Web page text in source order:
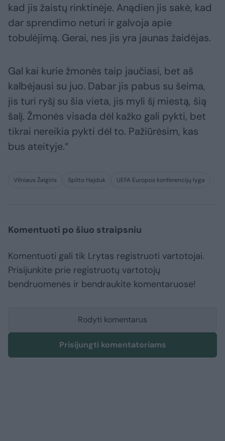
kad jis žaistų rinktinėje. Anądien jis sakė, kad
dar sprendimo neturi ir galvoja apie
tobulėjimą. Gerai, nes jis yra jaunas žaidėjas.
Gal kai kurie žmonės taip jaučiasi, bet aš
kalbėjausi su juo. Dabar jis pabus su šeima,
jis turi ryšį su šia vieta, jis myli šį miestą, šią
šalį. Žmonės visada dėl kažko gali pykti, bet
tikrai nereikia pykti dėl to. Pažiūrėsim, kas
bus ateityje.“
Vilniaus Žalgiris Splito Hajduk UEFA Europos konferencijų lyga
Komentuoti po šiuo straipsniu
Komentuoti gali tik Lrytas registruoti vartotojai.
Prisijunkite prie registruotų vartotojų
bendruomenės ir bendraukite komentaruose!
Rodyti komentarus
Prisijungti komentatoriams